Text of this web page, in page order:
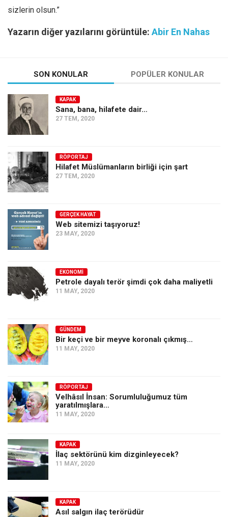
sizlerin olsun.”
Yazarın diğer yazılarını görüntüle: Abir En Nahas
SON KONULAR POPÜLER KONULAR
KAPAK
Sana, bana, hilafete dair…
27 TEM, 2020
RÖPORTAJ
Hilafet Müslümanların birliği için şart
27 TEM, 2020
GERÇEK HAYAT
Web sitemizi taşıyoruz!
23 MAY, 2020
EKONOMI
Petrole dayalı terör şimdi çok daha maliyetli
11 MAY, 2020
GÜNDEM
Bir keçi ve bir meyve koronalı çıkmış…
11 MAY, 2020
RÖPORTAJ
Velhâsıl İnsan: Sorumluluğumuz tüm
yaratılmışlara…
11 MAY, 2020
KAPAK
İlaç sektörünü kim dizginleyecek?
11 MAY, 2020
KAPAK
Asıl salgın ilaç terörüdür